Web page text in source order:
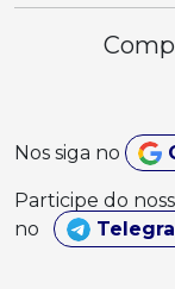
Nos siga no
Participe do
no